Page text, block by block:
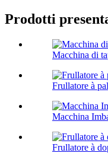
Prodotti
Macchina di
Frullatore à
Macchina
Frullatore à